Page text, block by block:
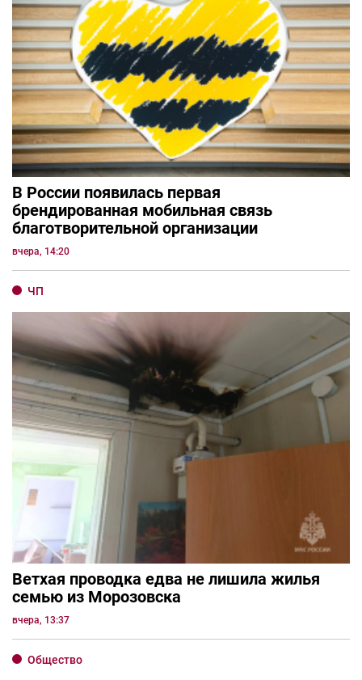
В России появилась первая
брендированная мобильная связь
благотворительной организации
вчера, 14:20
ЧП
Ветхая проводка едва не лишила жилья
семью из Морозовска
вчера, 13:37
Общество